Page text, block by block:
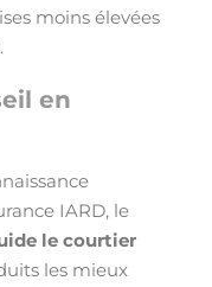
moins élevées
en
IARD, le
le courtier
les mieux